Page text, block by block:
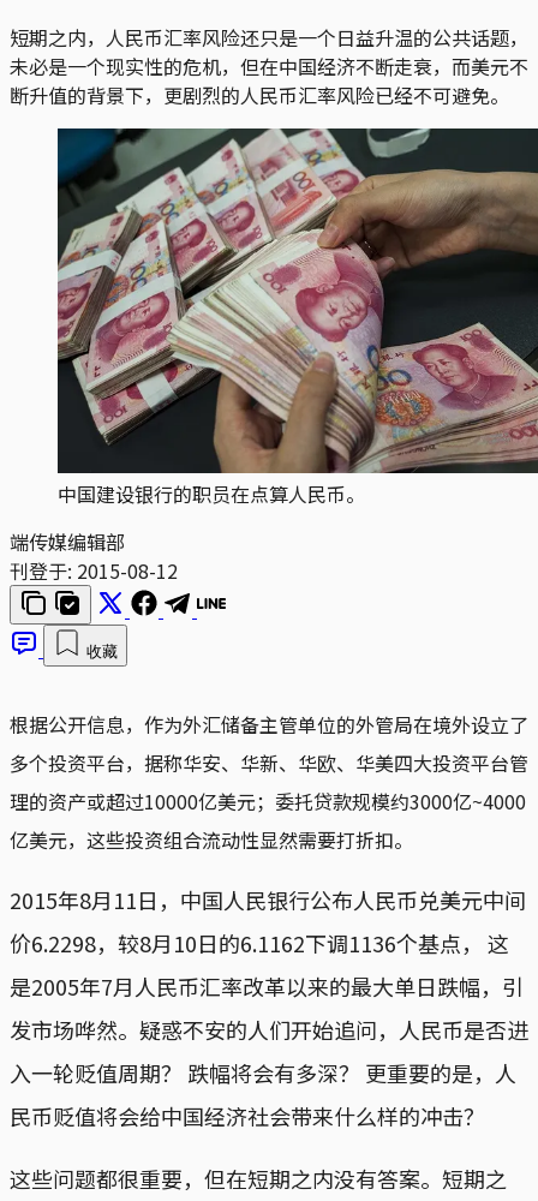
短期之内，人民币汇率风险还只是一个日益升温的公共话题，
未必是一个现实性的危机，但在中国经济不断走衰，而美元不
断升值的背景下，更剧烈的人民币汇率风险已经不可避免。
中国建设银行的职员在点算人民币。
端传媒编辑部
刊登于: 2015-08-12
收藏
根据公开信息，作为外汇储备主管单位的外管局在境外设立了
多个投资平台，据称华安、华新、华欧、华美四大投资平台管
理的资产或超过10000亿美元；委托贷款规模约3000亿~4000
亿美元，这些投资组合流动性显然需要打折扣。
2015年8月11日，中国人民银行公布人民币兑美元中间
价6.2298，较8月10日的6.1162下调1136个基点， 这
是2005年7月人民币汇率改革以来的最大单日跌幅，引
发市场哗然。疑惑不安的人们开始追问，人民币是否进
入一轮贬值周期？ 跌幅将会有多深？ 更重要的是，人
民币贬值将会给中国经济社会带来什么样的冲击？
这些问题都很重要，但在短期之内没有答案。短期之